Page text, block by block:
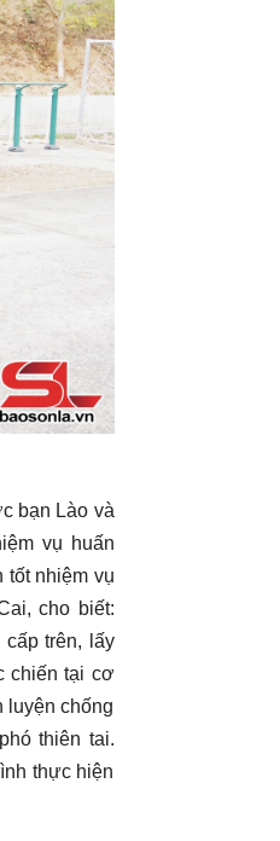
bạn Lào và
vụ huấn
tốt nhiệm vụ
cho biết:
trên, lấy
chiến tại cơ
luyện chống
thiên tai.
thực hiện